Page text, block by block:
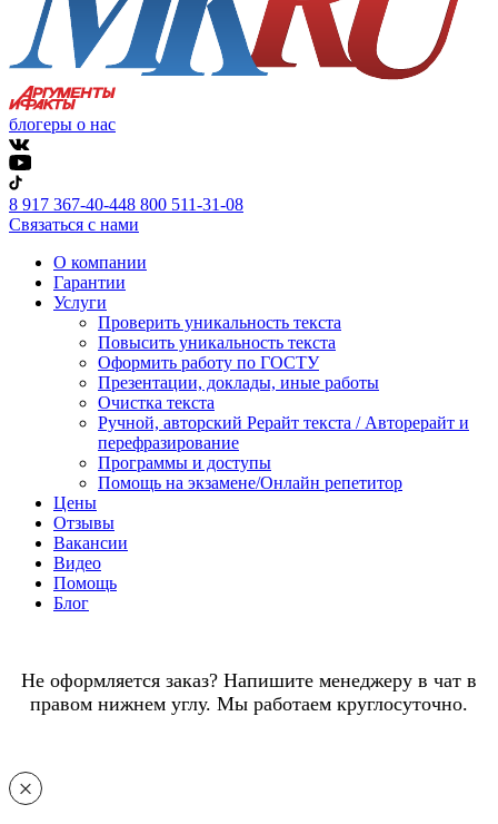
блогеры о нас
8 917 367-40-448 800 511-31-08
Связаться с нами
О компании
Гарантии
Услуги
Проверить уникальность текста
Повысить уникальность текста
Оформить работу по ГОСТУ
Презентации, доклады, иные работы
Очистка текста
Ручной, авторский Рерайт текста / Авторерайт и
перефразирование
Программы и доступы
Помощь на экзамене/Онлайн репетитор
Цены
Отзывы
Вакансии
Видео
Помощь
Блог
Не оформляется заказ? Напишите менеджеру в чат в
правом нижнем углу. Мы работаем круглосуточно.